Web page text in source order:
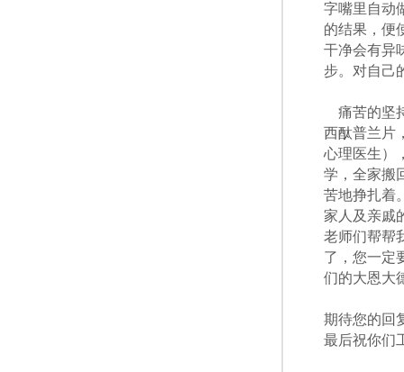
字嘴里自动
的结果，便
干净会有异
步。对自己
痛苦的坚
西酞普兰片
心理医生）
学，全家搬
苦地挣扎着
家人及亲戚
老师们帮帮
了，您一定
们的大恩大
期待您的回
最后祝你们